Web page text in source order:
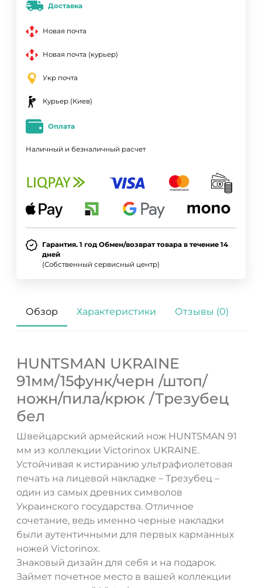
Доставка
Новая почта
Новая почта (курьер)
Укр почта
Курьер (Киев)
Оплата
Наличный и безналичный расчет
Гарантия. 1 год Обмен/возврат товара в течение 14
дней
(Собственный сервисный центр)
Обзор Характеристики Отзывы (0)
HUNTSMAN UKRAINE
91мм/15функ/черн /штоп/
ножн/пила/крюк /Трезубец
бел
Швейцарский армейский нож HUNTSMAN 91
мм из коллекции Victorinox UKRAINE.
Устойчивая к истиранию ультрафиолетовая
печать на лицевой накладке – Трезубец –
один из самых древних символов
Украинского государства. Отличное
сочетание, ведь именно черные накладки
были аутентичными для первых карманных
ножей Victorinox.
Знаковый дизайн для себя и на подарок.
Займет почетное место в вашей коллекции